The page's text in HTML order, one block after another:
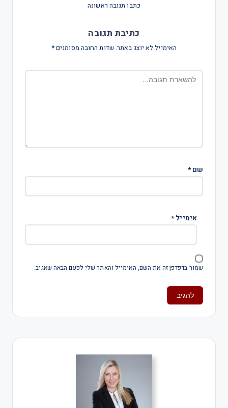
כתבו תגובה ראשונה
כתיבת תגובה
האימייל לא יוצג באתר. שדות החובה מסומנים*
שם*
אימייל*
שמור בדפדפן זה את השם, האימייל והאתר שלי לפעם הבאה שאגיב.